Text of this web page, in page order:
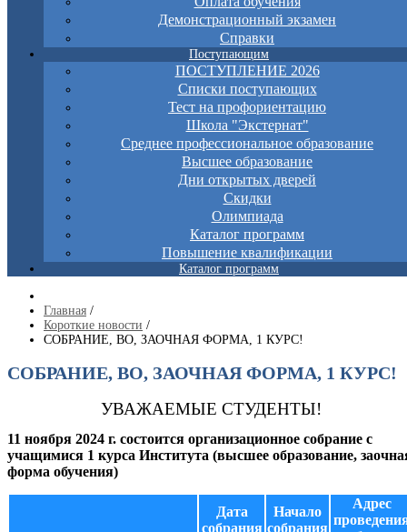
Демонстрационный экзамен
Справки
Поступающим
ПОСТУПЛЕНИЕ 2026
Списки поступающих
Тест на профориентацию
Школа "Экстернат"
Среднее профессиональное образование
Высшее образование
Дни открытых дверей
Скидки
Олимпиада
Каталог программ
Повышение квалификации
Каталог программ
Главная /
Короткие новости /
СОБРАНИЕ, ВО, ЗАОЧНАЯ ФОРМА, 1 КУРС!
СОБРАНИЕ, ВО, ЗАОЧНАЯ ФОРМА, 1 КУРС!
УВАЖАЕМЫЕ СТУДЕНТЫ!
11 ноября 2024 г. состоится организационное собрание с
учащимися 1 курса Института (высшее образование,
форма обучения)
Дата
собрания
Начало
собрания
Адрес